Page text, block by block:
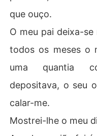
que ouço.
O meu pai deixa-
todos os meses o
uma quantia
depositava, o seu
calar-me.
Mostrei-lhe o meu